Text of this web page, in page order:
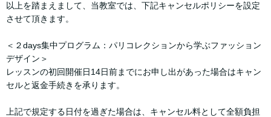
以上を踏まえまして、当教室では、下記キャンセルポリシーを設定
させて頂きます。
＜２days集中プログラム：パリコレクションから学ぶファッション
デザイン＞
レッスンの初回開催日14日前までにお申し出があった場合はキャン
セルと返金手続きを承ります。
上記で規定する日付を過ぎた場合は、キャンセル料として全額負担